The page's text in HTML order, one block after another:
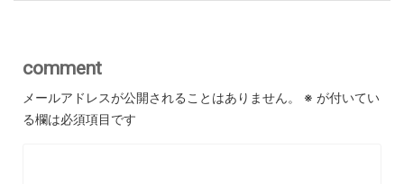
comment
メールアドレスが公開されることはありません。 ※ が付いてい
る欄は必須項目です